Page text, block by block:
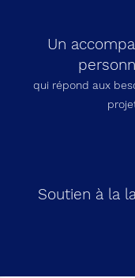
Un
qui répond aux
Soutien à la